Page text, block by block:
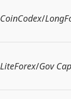
CoinCodex/
LiteForex/Gov